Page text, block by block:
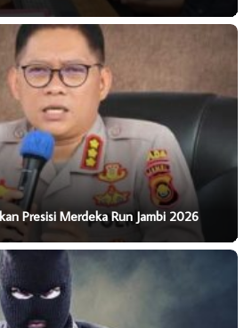
Presisi Merdeka Run Jambi 2026